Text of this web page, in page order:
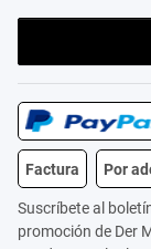
Factura Por
Suscríbete al
promoción de Der